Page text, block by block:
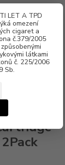
LET A TPD
omezení
cigaret a
č.379/2005
látkami
č. 225/2006
Sb.
Menu
za0 Kč